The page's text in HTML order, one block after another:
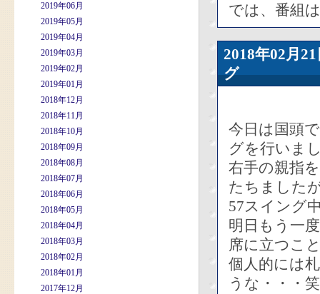
2019年06月
2019年05月
2019年04月
2019年03月
2019年02月
2019年01月
2018年12月
2018年11月
2018年10月
2018年09月
2018年08月
2018年07月
2018年06月
2018年05月
2018年04月
2018年03月
2018年02月
2018年01月
2017年12月
では、番組
2018年02
グ
今日は国頭
グを行いま
右手の親指
たちました
57スイング
明日もう一
席に立つこ
個人的には
うな・・・笑